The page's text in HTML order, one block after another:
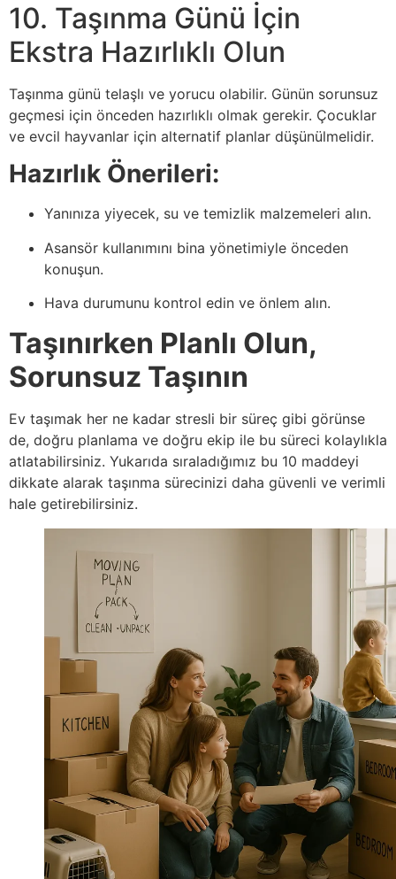
10. Taşınma Günü İçin
Ekstra Hazırlıklı Olun
Taşınma günü telaşlı ve yorucu olabilir. Günün sorunsuz
geçmesi için önceden hazırlıklı olmak gerekir. Çocuklar
ve evcil hayvanlar için alternatif planlar düşünülmelidir.
Hazırlık Önerileri:
Yanınıza yiyecek, su ve temizlik malzemeleri alın.
Asansör kullanımını bina yönetimiyle önceden
konuşun.
Hava durumunu kontrol edin ve önlem alın.
Taşınırken Planlı Olun,
Sorunsuz Taşının
Ev taşımak her ne kadar stresli bir süreç gibi görünse
de, doğru planlama ve doğru ekip ile bu süreci kolaylıkla
atlatabilirsiniz. Yukarıda sıraladığımız bu 10 maddeyi
dikkate alarak taşınma sürecinizi daha güvenli ve verimli
hale getirebilirsiniz.